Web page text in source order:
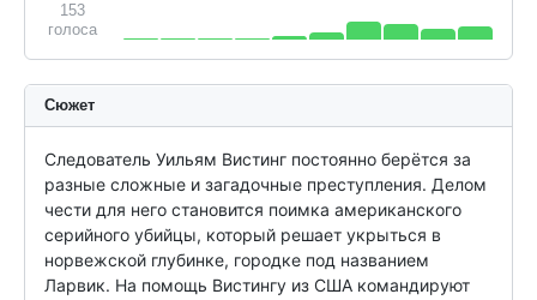
153
голоса
Сюжет
Следователь Уильям Вистинг постоянно берётся за
разные сложные и загадочные преступления. Делом
чести для него становится поимка американского
серийного убийцы, который решает укрыться в
норвежской глубинке, городке под названием
Ларвик. На помощь Вистингу из США командируют